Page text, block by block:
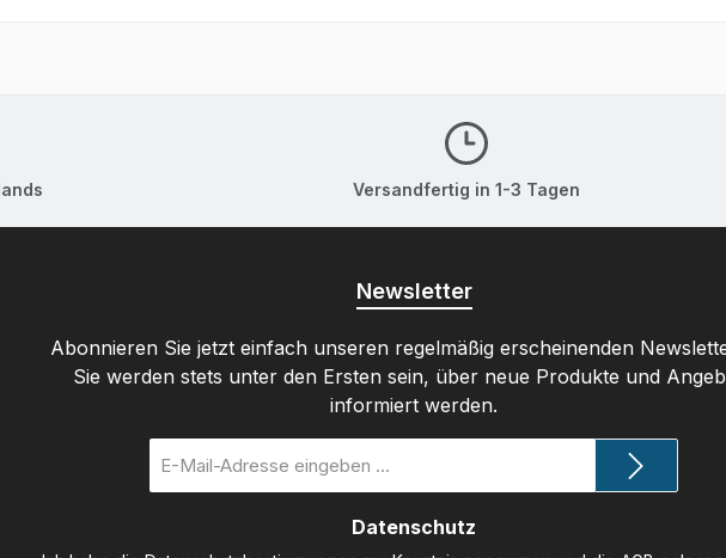
Versandfertig in 1-3 Tagen
Newsletter
Abonnieren Sie jetzt einfach unseren regelmäßig erscheinenden
Sie werden stets unter den Ersten sein, über neue Produkte und
informiert werden.
Mail-
Datenschutz